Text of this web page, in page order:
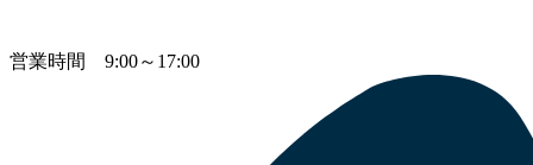
営業時間 9:00～17:00